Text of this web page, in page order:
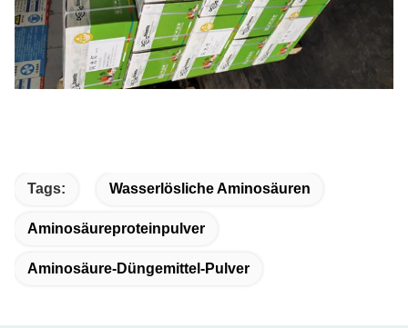
Tags: Wasserlösliche Aminosäuren
Aminosäureproteinpulver
Aminosäure-Düngemittel-Pulver